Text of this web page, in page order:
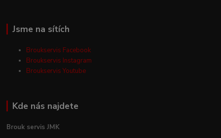
Jsme na sítích
Broukservis Facebook
Broukservis Instagram
Broukservis Youtube
Kde nás najdete
Brouk servis JMK